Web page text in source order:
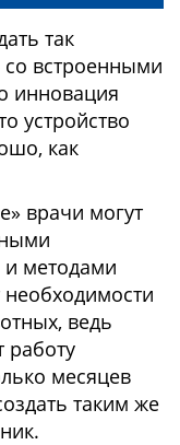
так
встроенными
инновация
устройство
как
врачи могут
методами
ведь
работу
месяцев
таким же